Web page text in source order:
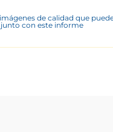
de calidad que
con este informe